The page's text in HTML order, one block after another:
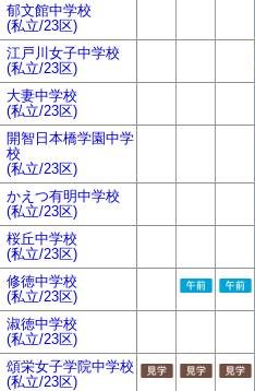
郁文館中学校
(私立/23区)
江戸川女子中学校
(私立/23区)
大妻中学校
(私立/23区)
開智日本橋学園中学
校
(私立/23区)
かえつ有明中学校
(私立/23区)
桜丘中学校
(私立/23区)
修徳中学校
(私立/23区)
淑徳中学校
(私立/23区)
頌栄女子学院中学校
(私立/23区)